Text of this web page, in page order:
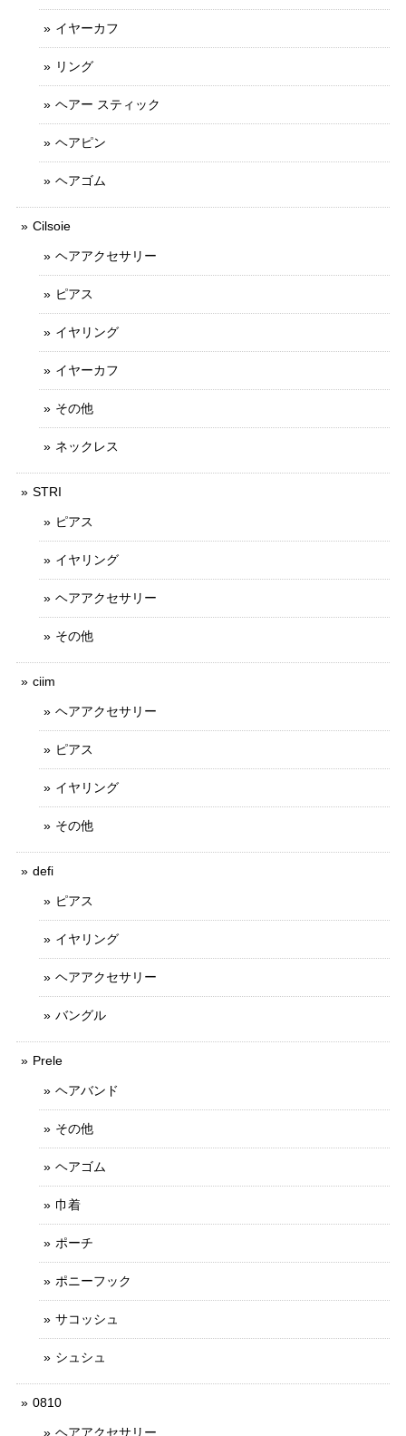
イヤーカフ
リング
ヘアー スティック
ヘアピン
ヘアゴム
Cilsoie
ヘアアクセサリー
ピアス
イヤリング
イヤーカフ
その他
ネックレス
STRI
ピアス
イヤリング
ヘアアクセサリー
その他
ciim
ヘアアクセサリー
ピアス
イヤリング
その他
defi
ピアス
イヤリング
ヘアアクセサリー
バングル
Prele
ヘアバンド
その他
ヘアゴム
巾着
ポーチ
ポニーフック
サコッシュ
シュシュ
0810
ヘアアクセサリー